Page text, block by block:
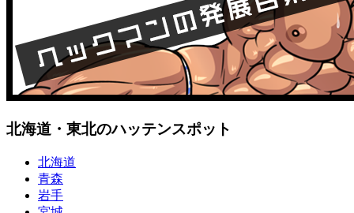
北海道・東北のハッテンスポット
北海道
青森
岩手